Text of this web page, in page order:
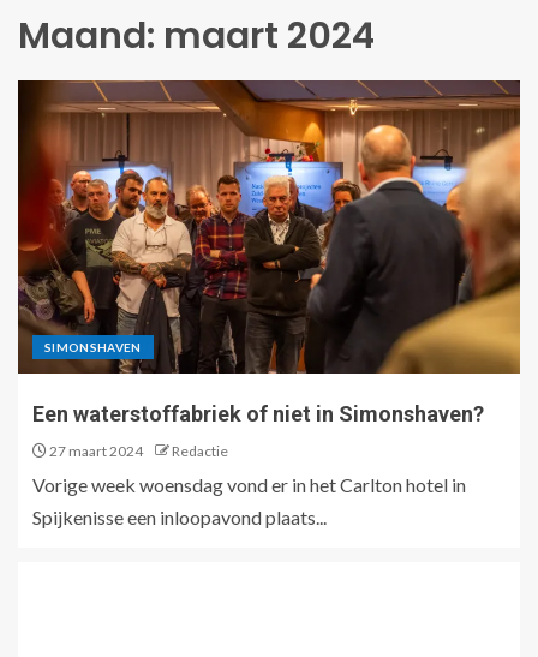
Maand: maart 2024
SIMONSHAVEN
Een waterstoffabriek of niet in Simonshaven?
27 maart 2024 Redactie
Vorige week woensdag vond er in het Carlton hotel in
Spijkenisse een inloopavond plaats...